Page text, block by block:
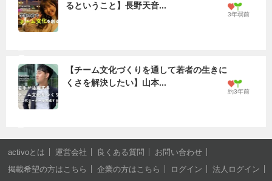
るということ】長野天音...
3年弱前
【チーム文化づくりを通して若者の生きに
くさを解決したい】山本...
約3年前
activoとは 運営会社 良くある質問
お問い合わせ
掲載希望の方はこちら
企業の方はこちら ログイン
法人ログイン